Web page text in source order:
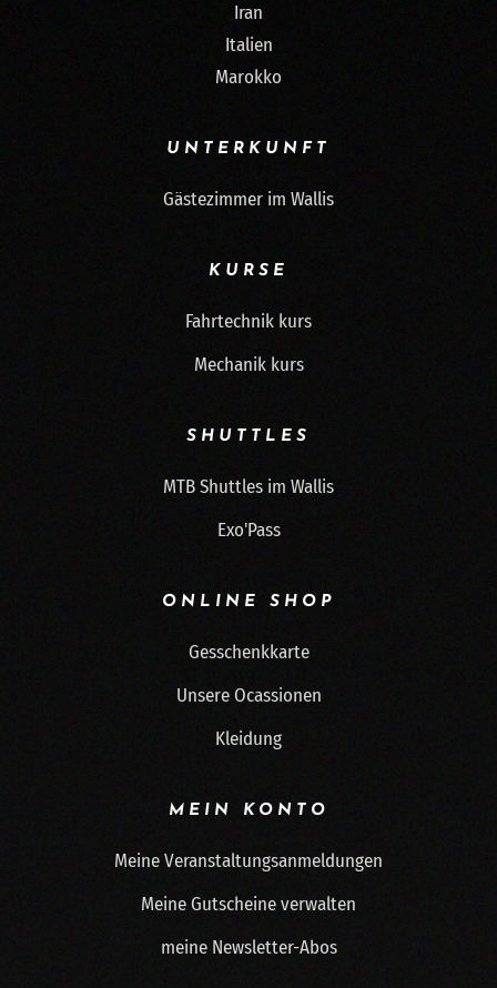
Iran
Italien
Marokko
UNTERKUNFT
Gästezimmer im Wallis
KURSE
Fahrtechnik kurs
Mechanik kurs
SHUTTLES
MTB Shuttles im Wallis
Exo'Pass
ONLINE SHOP
Gesschenkkarte
Unsere Ocassionen
Kleidung
MEIN KONTO
Meine Veranstaltungsanmeldungen
Meine Gutscheine verwalten
meine Newsletter-Abos